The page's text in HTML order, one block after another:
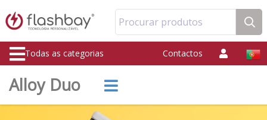
Procurar produtos
Todas as categorias Contactos
Alloy Duo